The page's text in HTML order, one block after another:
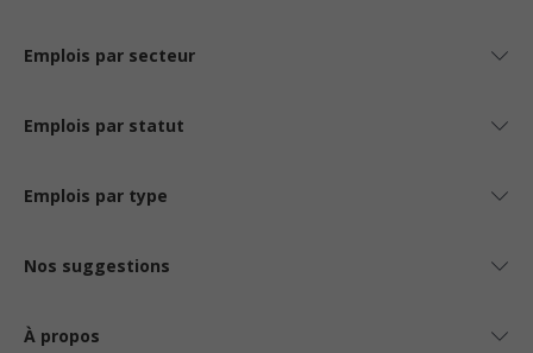
Emplois par secteur
Emplois par statut
Emplois par type
Nos suggestions
À propos